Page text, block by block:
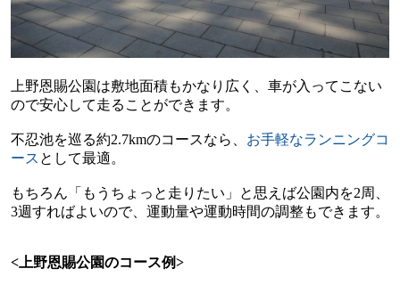
上野恩賜公園は敷地面積もかなり広く、車が入ってこない
ので安心して走ることができます。
不忍池を巡る約2.7kmのコースなら、 お手軽なランニングコ
ース として最適。
もちろん「もうちょっと走りたい」と思えば公園内を2周、
3週すればよいので、運動量や運動時間の調整もできます。
<上野恩賜公園のコース例>